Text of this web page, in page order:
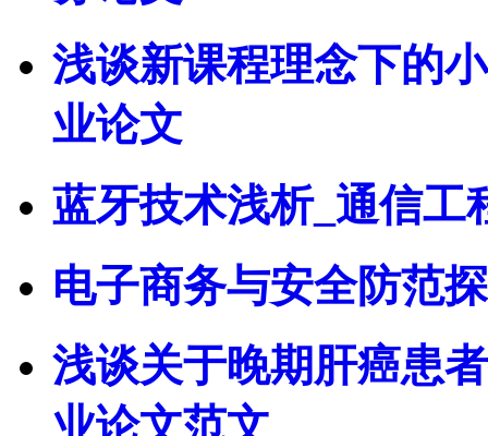
浅谈新课程理念下的
业论文
蓝牙技术浅析_通信工
电子商务与安全防范
浅谈关于晚期肝癌患
业论文范文